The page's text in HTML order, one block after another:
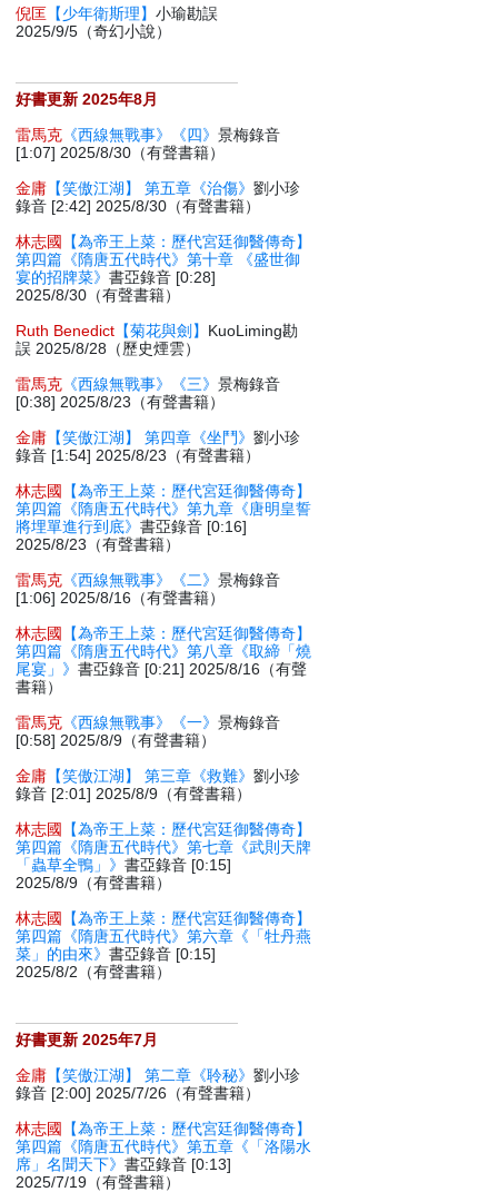
倪匡 【少年衛斯理】小瑜勘誤
2025/9/5（奇幻小說）
好書更新 2025年8月
雷馬克 《西線無戰事》《四》景梅錄音
[1:07] 2025/8/30（有聲書籍）
金庸 【笑傲江湖】 第五章《治傷》劉小珍
錄音 [2:42] 2025/8/30（有聲書籍）
林志國
【為帝王上菜：歷代宮廷御醫傳奇】
第四篇《隋唐五代時代》第十章 《盛世御
宴的招牌菜》書亞錄音 [0:28]
2025/8/30（有聲書籍）
Ruth Benedict 【菊花與劍】 KuoLiming勘
誤 2025/8/28（歷史煙雲）
雷馬克 《西線無戰事》《三》景梅錄音
[0:38] 2025/8/23（有聲書籍）
金庸 【笑傲江湖】 第四章《坐鬥》劉小珍
錄音 [1:54] 2025/8/23（有聲書籍）
林志國
【為帝王上菜：歷代宮廷御醫傳奇】
第四篇《隋唐五代時代》第九章《唐明皇誓
將埋單進行到底》書亞錄音 [0:16]
2025/8/23（有聲書籍）
雷馬克 《西線無戰事》《二》景梅錄音
[1:06] 2025/8/16（有聲書籍）
林志國
【為帝王上菜：歷代宮廷御醫傳奇】
第四篇《隋唐五代時代》第八章《取締「燒
尾宴」》書亞錄音 [0:21] 2025/8/16（有聲
書籍）
雷馬克 《西線無戰事》《一》景梅錄音
[0:58] 2025/8/9（有聲書籍）
金庸 【笑傲江湖】 第三章《救難》劉小珍
錄音 [2:01] 2025/8/9（有聲書籍）
林志國
【為帝王上菜：歷代宮廷御醫傳奇】
第四篇《隋唐五代時代》第七章《武則天牌
「蟲草全鴨」》書亞錄音 [0:15]
2025/8/9（有聲書籍）
林志國
【為帝王上菜：歷代宮廷御醫傳奇】
第四篇《隋唐五代時代》第六章《「牡丹燕
菜」的由來》書亞錄音 [0:15]
2025/8/2（有聲書籍）
好書更新 2025年7月
金庸 【笑傲江湖】 第二章《聆秘》劉小珍
錄音 [2:00] 2025/7/26（有聲書籍）
林志國
【為帝王上菜：歷代宮廷御醫傳奇】
第四篇《隋唐五代時代》第五章《「洛陽水
席」名聞天下》書亞錄音 [0:13]
2025/7/19（有聲書籍）